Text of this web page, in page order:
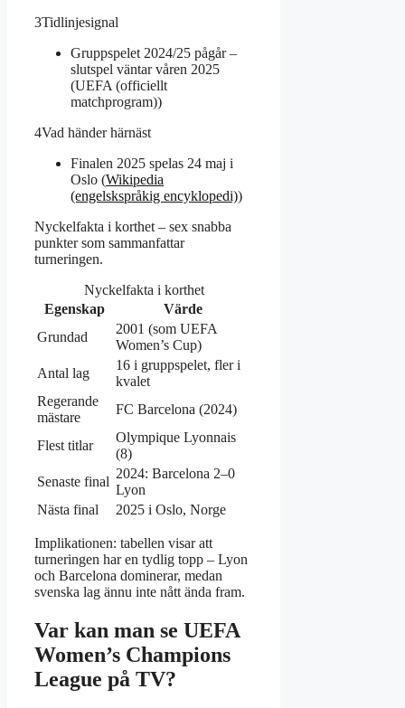
3Tidlinjesignal
Gruppspelet 2024/25 pågår –
slutspel väntar våren 2025
(UEFA (officiellt
matchprogram))
4Vad händer härnäst
Finalen 2025 spelas 24 maj i
Oslo (Wikipedia
(engelskspråkig encyklopedi))
Nyckelfakta i korthet – sex snabba
punkter som sammanfattar
turneringen.
Nyckelfakta i korthet
Egenskap
Värde
Grundad
2001 (som UEFA
Women’s Cup)
Antal lag
16 i gruppspelet, fler i
kvalet
Regerande
mästare
FC Barcelona (2024)
Flest titlar
Olympique Lyonnais
(8)
Senaste final
2024: Barcelona 2–0
Lyon
Nästa final
2025 i Oslo, Norge
Implikationen: tabellen visar att
turneringen har en tydlig topp – Lyon
och Barcelona dominerar, medan
svenska lag ännu inte nått ända fram.
Var kan man se UEFA
Women’s Champions
League på TV?